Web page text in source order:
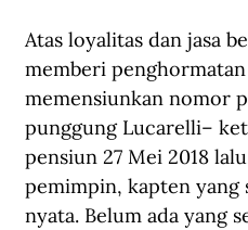
Atas loyalitas dan jasa
memberi
memensiunkan nomor
punggung Lucarelli–
pensiun 27 Mei 2018
pemimpin, kapten yang
nyata. Belum ada yang